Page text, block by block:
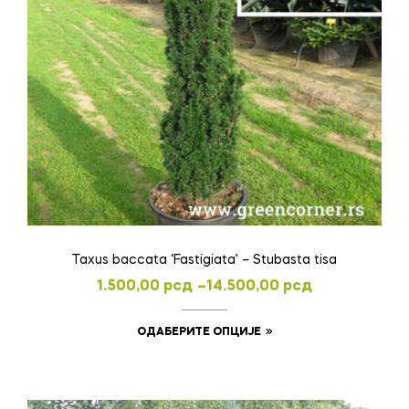
на
страници
производа.
Taxus baccata ‘Fastigiata’ – Stubasta tisa
1.500,00 рсд –14.500,00 рсд
Распон
цена:
од
ОДАБЕРИТЕ ОПЦИЈЕ
Овај
више